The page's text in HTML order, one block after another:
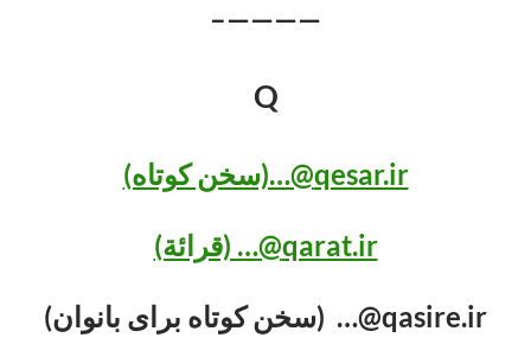
————–
Q
qesar.ir@…(سخن کوتاه)
qarat.ir@… (قرائة)
qasire.ir@… (سخن کوتاه برای بانوان)